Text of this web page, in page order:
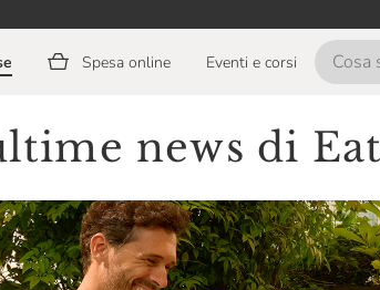
Spesa online Eventi e corsi
news di